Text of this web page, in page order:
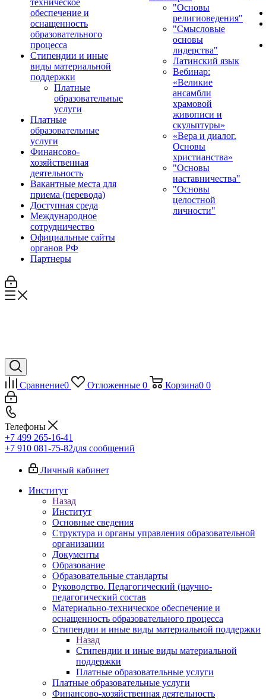
техническое
обеспечение и
оснащенность
образовательного
процесса
Стипендии и иные
виды материальной
поддержки
Платные
образовательные
услуги
Платные
образовательные
услуги
Финансово-
хозяйственная
деятельность
Вакантные места для
приема (перевода)
Доступная среда
Международное
сотрудничество
Официальные сайты
органов РФ
Партнеры
"Основы
религиоведения"
"Смысловые
основы
лидерства"
Латинский язык
Вебинар:
«Великие
ансамбли
храмовой
живописи и
скульптуры»
«Вера и диалог.
Основы
христианства»
"Основы
наставничества"
"Основы
целостной
личности"
Сравнение0 Отложенные 0 Корзина0 0
Телефоны
+7 499 265-16-41
+7 910 081-75-82для сообщений
Личный кабинет
Институт
Назад
Институт
Основные сведения
Структура и органы управления образовательной
организации
Документы
Образование
Образовательные стандарты
Руководство. Педагогический (научно-
педагогический состав
Материально-техническое обеспечение и
оснащенность образовательного процесса
Стипендии и иные виды материальной поддержки
Назад
Стипендии и иные виды материальной
поддержки
Платные образовательные услуги
Платные образовательные услуги
Финансово-хозяйственная деятельность